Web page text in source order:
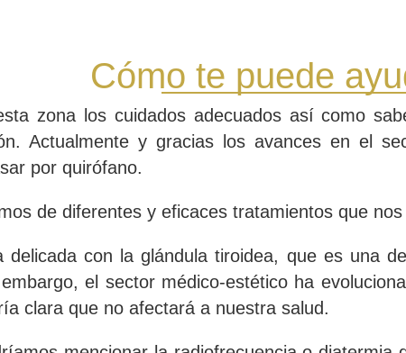
Cómo te puede
zona los cuidados adecuados así como
Actualmente y gracias los avances en el
por quirófano.
de diferentes y eficaces tratamientos que
con la glándula tiroidea, que es una
el sector médico-estético ha
clara que no afectará a nuestra salud.